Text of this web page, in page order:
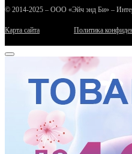
© 2014-2025 – ООО «Эйч энд Би» –
Карта сайта Политика